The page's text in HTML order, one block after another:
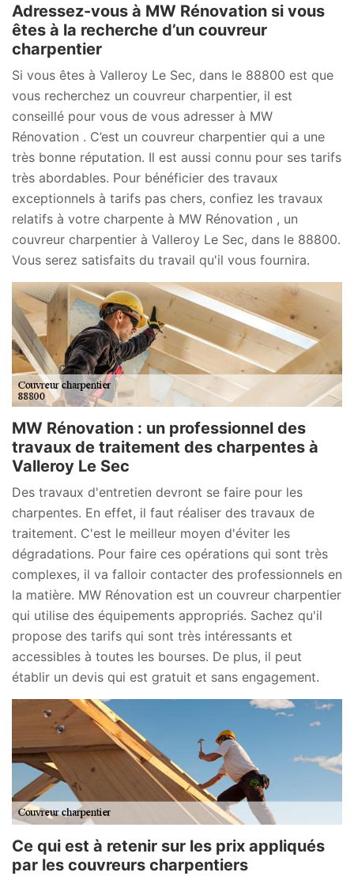
Adressez-vous à MW Rénovation si vous
êtes à la recherche d’un couvreur
charpentier
Si vous êtes à Valleroy Le Sec, dans le 88800 est que
vous recherchez un couvreur charpentier, il est
conseillé pour vous de vous adresser à MW
Rénovation . C’est un couvreur charpentier qui a une
très bonne réputation. Il est aussi connu pour ses tarifs
très abordables. Pour bénéficier des travaux
exceptionnels à tarifs pas chers, confiez les travaux
relatifs à votre charpente à MW Rénovation , un
couvreur charpentier à Valleroy Le Sec, dans le 88800.
Vous serez satisfaits du travail qu'il vous fournira.
MW Rénovation : un professionnel des
travaux de traitement des charpentes à
Valleroy Le Sec
Des travaux d'entretien devront se faire pour les
charpentes. En effet, il faut réaliser des travaux de
traitement. C'est le meilleur moyen d'éviter les
dégradations. Pour faire ces opérations qui sont très
complexes, il va falloir contacter des professionnels en
la matière. MW Rénovation est un couvreur charpentier
qui utilise des équipements appropriés. Sachez qu'il
propose des tarifs qui sont très intéressants et
accessibles à toutes les bourses. De plus, il peut
établir un devis qui est gratuit et sans engagement.
Ce qui est à retenir sur les prix appliqués
par les couvreurs charpentiers